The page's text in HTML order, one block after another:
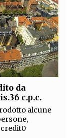
da
c.p.c.
alcune